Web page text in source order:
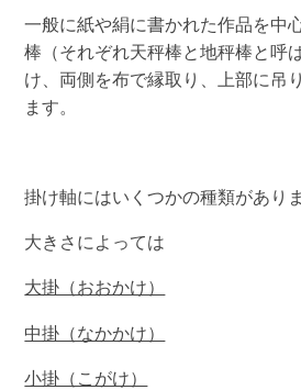
一般に紙や絹に書かれた作品を中
棒（それぞれ天秤棒と地秤棒と呼
け、両側を布で縁取り、上部に吊
ます。
掛け軸にはいくつかの種類がありま
大きさによっては
大掛（おおかけ）
中掛（なかかけ）
小掛（こがけ）